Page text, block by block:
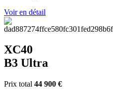
Voir en détail
XC40
B3 Ultra
Prix total 44 900 €